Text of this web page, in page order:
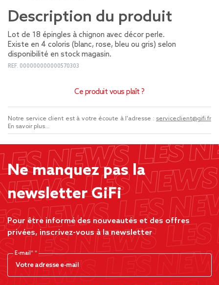
Description du produit
Lot de 18 épingles à chignon avec décor perle.
Existe en 4 coloris (blanc, rose, bleu ou gris) selon
disponibilité en stock magasin.
REF. 000000000000570303
Ce produit vous plaît ?
Notre service client est à votre écoute à l'adresse : serviceclient@gifi.fr
En savoir plus...
Ne manquez pas la
newsletter GiFi
Pour être informé des nouveautés et des offres
privées, inscrivez-vous à la newsletter
E-mail*